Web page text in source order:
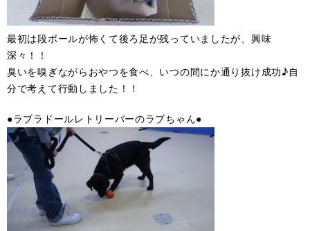
最初は段ボールが怖くて後ろ足が残っていましたが、興味
深々！！
臭いを嗅ぎながらおやつを食べ、いつの間にか通り抜け成功♪自
分で考えて行動しました！！
●ラブラドールレトリーバーのラブちゃん●